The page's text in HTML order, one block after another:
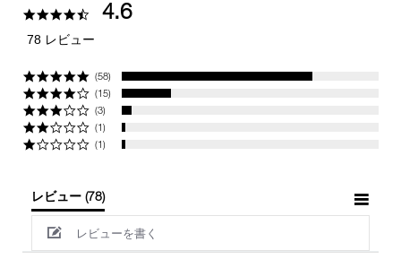
4.6
rating
4.6
78 レビュー
(58)
(15)
(3)
(1)
(1)
レビュー (78)
レビューを書く